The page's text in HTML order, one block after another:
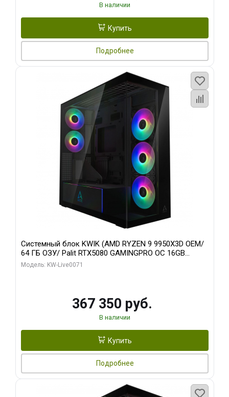
В наличии
Купить
Подробнее
Системный блок KWIK (AMD RYZEN 9 9950X3D OEM/
64 ГБ ОЗУ/ Palit RTX5080 GAMINGPRO OC 16GB
GDDR7 256bit 3xDP HD/ 960 ГБ SSD)
Модель: KW-Live0071
367 350 руб.
В наличии
Купить
Подробнее